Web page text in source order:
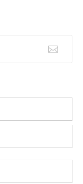
